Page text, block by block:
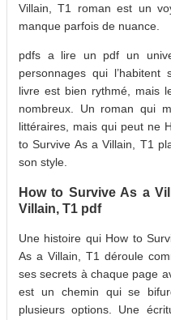
Villain, T1 roman est un
manque parfois de nuance.
pdfs a lire un pdf un
personnages qui
livre est bien rythmé, mais
nombreux. Un roman qui
littéraires, mais qui peut ne
to Survive As a Villain, T1
son style.
How to Survive As a
Villain, T1 pdf
Une histoire qui How to
As a Villain, T1 déroule
ses secrets à chaque page
est un chemin qui se
plusieurs options. Une